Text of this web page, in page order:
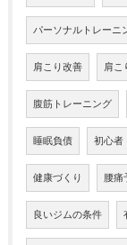
パーソナルトレーニ
肩こり改善 肩こ
腹筋トレーニング
睡眠負債 初心者
健康づくり 腰痛
良いジムの条件